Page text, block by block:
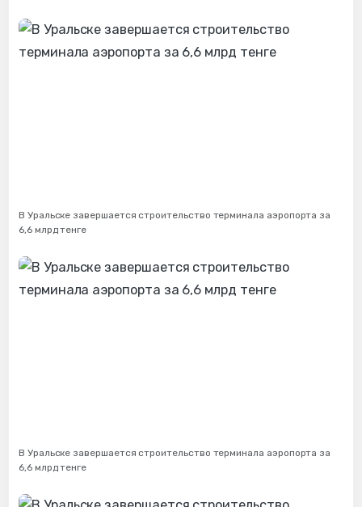
В Уральске завершается строительство терминала аэропорта за
6,6 млрд тенге
В Уральске завершается строительство терминала аэропорта за
6,6 млрд тенге